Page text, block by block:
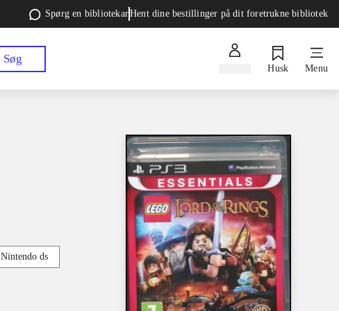
Spørg en bibliotekarHent dine bestillinger på dit foretrukne bibliotek
Søg
Husk Menu
Nintendo ds